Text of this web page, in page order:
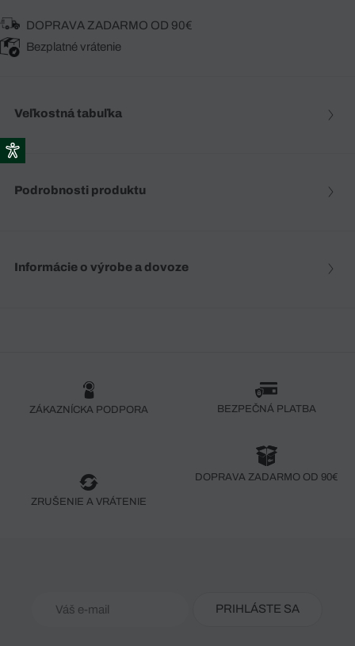
DOPRAVA ZADARMO OD 90€
Bezplatné vrátenie
Veľkostná tabuľka
Podrobnosti produktu
Informácie o výrobe a dovoze
ZÁKAZNÍCKA PODPORA BEZPEČNÁ PLATBA
ZRUŠENIE A VRÁTENIE
DOPRAVA ZADARMO OD 90€
PRIHLÁSTE SA